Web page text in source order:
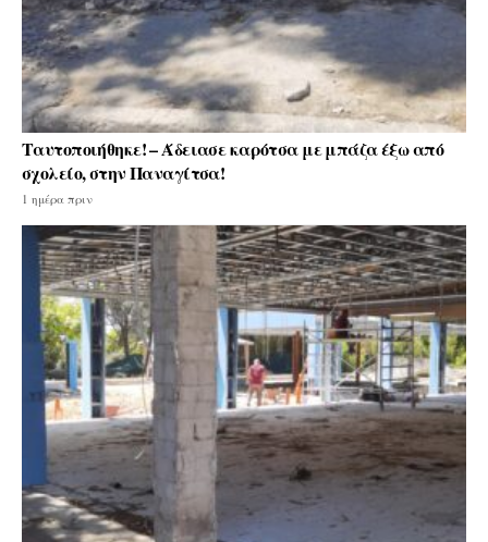
Ταυτοποιήθηκε! – Άδειασε καρότσα με μπάζα έξω από
σχολείο, στην Παναγίτσα!
1 ημέρα πριν